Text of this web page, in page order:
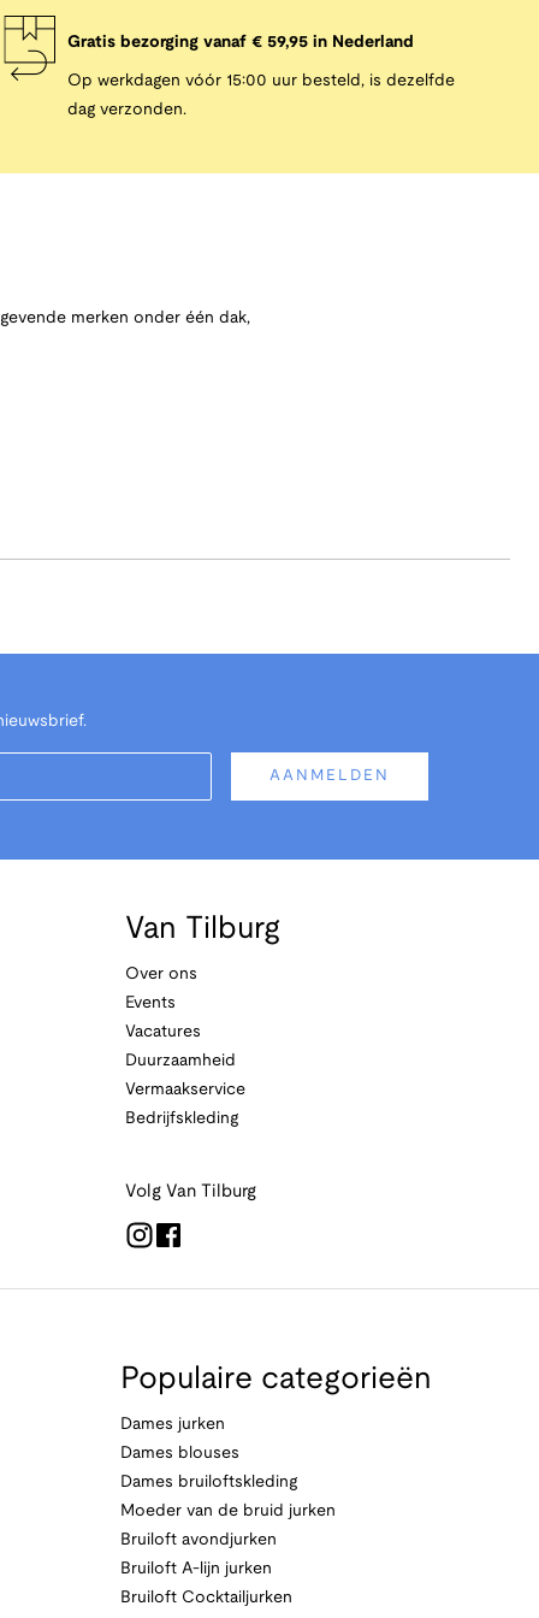
Gratis bezorging vanaf € 59,95 in Nederland
Op werkdagen vóór 15:00 uur besteld, is dezelfde
dag verzonden.
merken onder één dak,
AANMELDEN
Van Tilburg
Over ons
Events
Vacatures
Duurzaamheid
Vermaakservice
Bedrijfskleding
Volg Van Tilburg
Populaire categorieën
Dames jurken
Dames blouses
Dames bruiloftskleding
Moeder van de bruid jurken
Bruiloft avondjurken
Bruiloft A-lijn jurken
Bruiloft Cocktailjurken